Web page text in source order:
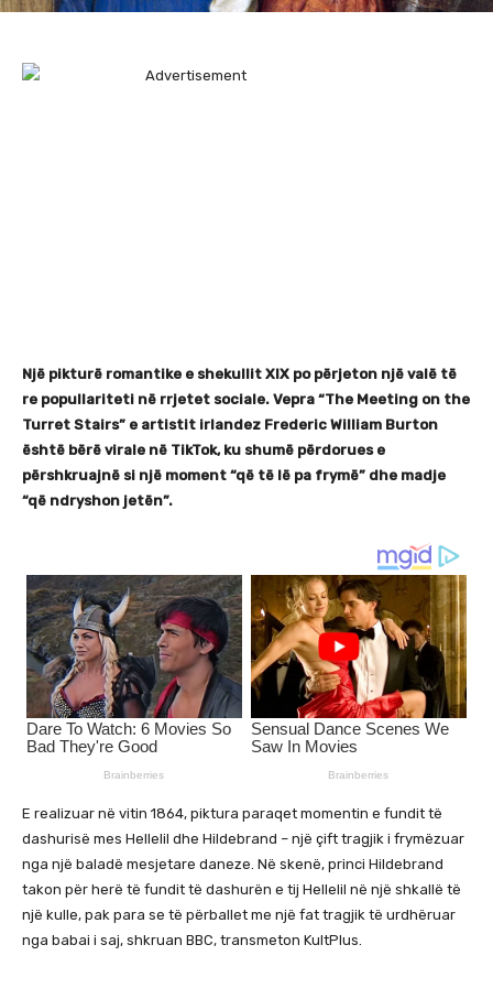
Një pikturë romantike e shekullit XIX po përjeton një valë të
re popullariteti në rrjetet sociale. Vepra “The Meeting on the
Turret Stairs” e artistit irlandez Frederic William Burton
është bërë virale në TikTok, ku shumë përdorues e
përshkruajnë si një moment “që të lë pa frymë” dhe madje
“që ndryshon jetën”.
E realizuar në vitin 1864, piktura paraqet momentin e fundit të
dashurisë mes Hellelil dhe Hildebrand – një çift tragjik i frymëzuar
nga një baladë mesjetare daneze. Në skenë, princi Hildebrand
takon për herë të fundit të dashurën e tij Hellelil në një shkallë të
një kulle, pak para se të përballet me një fat tragjik të urdhëruar
nga babai i saj, shkruan BBC, transmeton KultPlus.